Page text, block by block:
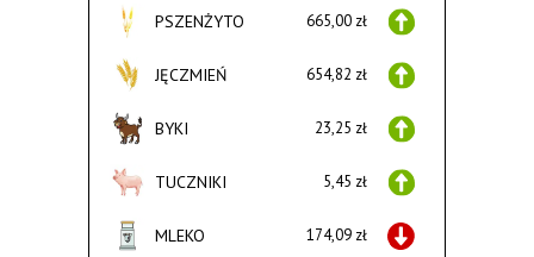
PSZENŻYTO 665,00 zł
JĘCZMIEŃ 654,82 zł
BYKI 23,25 zł
TUCZNIKI 5,45 zł
MLEKO 174,09 zł